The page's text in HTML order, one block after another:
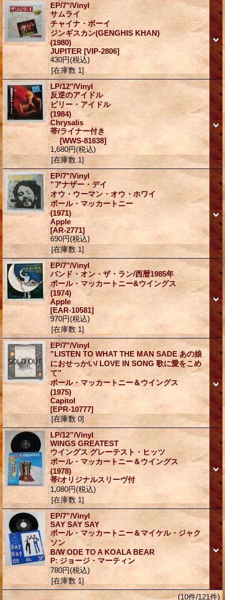
EP/7"/Vinyl
サムライ
チャイナ・ボーイ
ジンギスカン(GENGHIS KHAN)
(1980)
JUPITER [VIP-2806]
430円(税込)
[在庫数 1]
LP/12"/Vinyl
反逆のアイドル
ビリー・アイドル
(1984)
Chrysalis
帯/ライナー付き
[WWS-81638]
1,680円(税込)
[在庫数 1]
EP/7"/Vinyl
”アナザー・デイ
オウ・ウーマン・オウ・ホワイ
ポール・マッカートニー
(1971)
Apple
[AR-2771]
690円(税込)
[在庫数 1]
EP/7"/Vinyl
バンド・オン・ザ・ラン/西暦1985年
ポール・マッカートニー&ウイングス
(1974)
Apple
[EAR-10581]
970円(税込)
[在庫数 1]
EP/7"/Vinyl
”LISTEN TO WHAT THE MAN SADE あの娘
におせっかい/ LOVE IN SONG 歌に愛をこめ
て”
ポール・マッカートニー＆ウイングス
(1975)
Capitol
[EPR-10777]
[在庫数 0]
LP/12”/Vinyl
WINGS GREATEST
ウイングス グレーテスト・ヒッツ
ポール・マッカートニー＆ウイングス
(1978)
帯/オリジナルスリーヴ付
1,080円(税込)
[在庫数 1]
EP/7”/Vinyl
SAY SAY SAY
ポール・マッカートニー＆マイケル・ジャク
ソン
B/W ODE TO A KOALA BEAR
P: ジョージ・マーティン
780円(税込)
[在庫数 1]
(10件/121件)